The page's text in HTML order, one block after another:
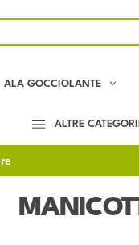
ALA GOCCIOLANTE
ALTRE